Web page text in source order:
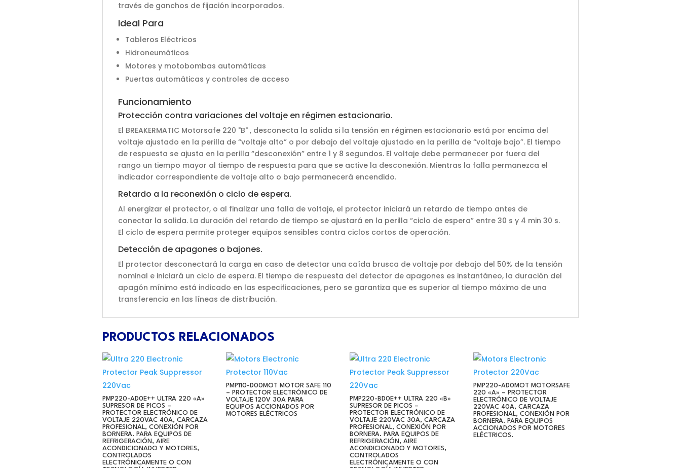
través de ganchos de fijación incorporados.
Ideal Para
Tableros Eléctricos
Hidroneumáticos
Motores y motobombas automáticas
Puertas automáticas y controles de acceso
Funcionamiento
Protección contra variaciones del voltaje en régimen estacionario.
El BREAKERMATIC Motorsafe 220 "B" , desconecta la salida si la tensión en régimen estacionario está por encima del
voltaje ajustado en la perilla de “voltaje alto” o por debajo del voltaje ajustado en la perilla de “voltaje bajo”. El tiempo
de respuesta se ajusta en la perilla “desconexión” entre 1 y 8 segundos. El voltaje debe permanecer por fuera del
rango un tiempo mayor al tiempo de respuesta para que se active la desconexión. Mientras la falla permanezca el
indicador correspondiente de voltaje alto o bajo permanecerá encendido.
Retardo a la reconexión o ciclo de espera.
Al energizar el protector, o al finalizar una falla de voltaje, el protector iniciará un retardo de tiempo antes de
conectar la salida. La duración del retardo de tiempo se ajustará en la perilla “ciclo de espera” entre 30 s y 4 min 30 s.
El ciclo de espera permite proteger equipos sensibles contra ciclos cortos de operación.
Detección de apagones o bajones.
El protector desconectará la carga en caso de detectar una caída brusca de voltaje por debajo del 50% de la tensión
nominal e iniciará un ciclo de espera. El tiempo de respuesta del detector de apagones es instantáneo, la duración del
apagón mínimo está indicado en las especificaciones, pero se garantiza que es superior al tiempo máximo de una
transferencia en las líneas de distribución.
PRODUCTOS RELACIONADOS
PMP220-AD0E++ ULTRA 220 «A»
SUPRESOR DE PICOS –
PROTECTOR ELECTRÓNICO DE
VOLTAJE 220VAC 40A, CARCAZA
PROFESIONAL, CONEXIÓN POR
BORNERA. PARA EQUIPOS DE
REFRIGERACIÓN, AIRE
ACONDICIONADO Y MOTORES,
CONTROLADOS
ELECTRÓNICAMENTE O CON
PMP110-D00MOT MOTOR SAFE 110
– PROTECTOR ELECTRÓNICO DE
VOLTAJE 120V 30A PARA
EQUIPOS ACCIONADOS POR
MOTORES ELÉCTRICOS
PMP220-BD0E++ ULTRA 220 «B»
SUPRESOR DE PICOS –
PROTECTOR ELECTRÓNICO DE
VOLTAJE 220VAC 30A, CARCAZA
PROFESIONAL, CONEXIÓN POR
BORNERA. PARA EQUIPOS DE
REFRIGERACIÓN, AIRE
ACONDICIONADO Y MOTORES,
CONTROLADOS
ELECTRÓNICAMENTE O CON
PMP220-AD0MOT MOTORSAFE
220 «A» – PROTECTOR
ELECTRÓNICO DE VOLTAJE
220VAC 40A, CARCAZA
PROFESIONAL, CONEXIÓN POR
BORNERA. PARA EQUIPOS
ACCIONADOS POR MOTORES
ELÉCTRICOS.